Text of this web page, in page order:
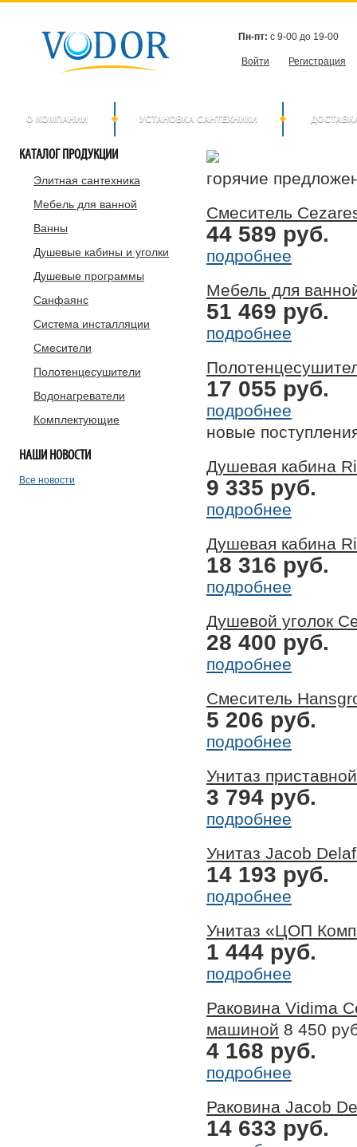
Пн-пт: с 9-00 до 19-00
Войти Регистрация
О КОМПАНИИ УСТАНОВКА САНТЕХНИКИ
КАТАЛОГПРОДУКЦИИ
Элитная сантехника
Мебель для ванной
Ванны
Душевые кабины и уголки
Душевые программы
Санфаянс
Система инсталляции
Смесители
Полотенцесушители
Водонагреватели
Комплектующие
НАШИ НОВОСТИ
Все новости
горячие
Смеситель
44 589 руб.
подробнее
Мебель для
51 469 руб.
подробнее
17 055 руб.
подробнее
новые
Душевая кабина
9 335 руб.
подробнее
Душевая кабина
18 316 руб.
подробнее
Душевой уголок
28 400 руб.
подробнее
Смеситель
5 206 руб.
подробнее
Унитаз
3 794 руб.
подробнее
Унитаз Jacob
14 193 руб.
подробнее
Унитаз «ЦОП
1 444 руб.
подробнее
Раковина Vidima
машиной 8 450
4 168 руб.
подробнее
Раковина Jacob
14 633 руб.